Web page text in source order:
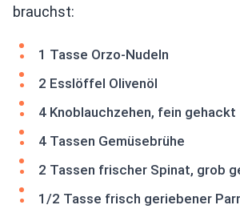
brauchst:
1 Tasse Orzo-Nudeln
2 Esslöffel Olivenöl
4 Knoblauchzehen, fein gehackt
4 Tassen Gemüsebrühe
2 Tassen frischer Spinat, grob
1/2 Tasse frisch geriebener